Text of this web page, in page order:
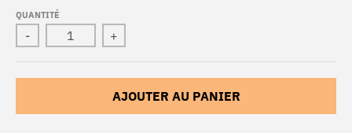
QUANTITÉ
- +
AJOUTER AU PANIER